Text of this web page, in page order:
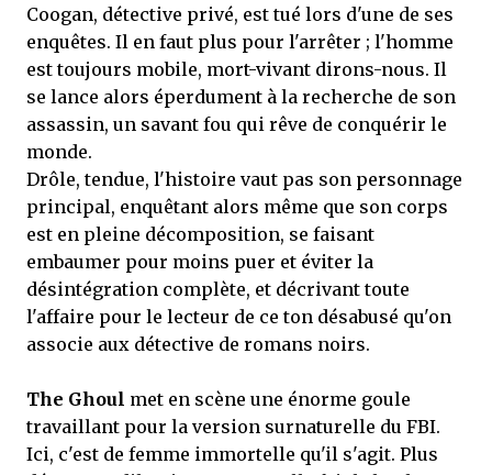
Coogan, détective privé, est tué lors d'une de ses
enquêtes. Il en faut plus pour l'arrêter ; l'homme
est toujours mobile, mort-vivant dirons-nous. Il
se lance alors éperdument à la recherche de son
assassin, un savant fou qui rêve de conquérir le
monde.
Drôle, tendue, l'histoire vaut pas son personnage
principal, enquêtant alors même que son corps
est en pleine décomposition, se faisant
embaumer pour moins puer et éviter la
désintégration complète, et décrivant toute
l'affaire pour le lecteur de ce ton désabusé qu'on
associe aux détective de romans noirs.
The Ghoul met en scène une énorme goule
travaillant pour la version surnaturelle du FBI.
Ici, c'est de femme immortelle qu'il s'agit. Plus